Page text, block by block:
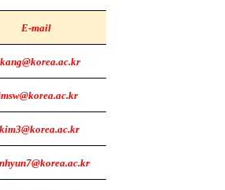
E-mail